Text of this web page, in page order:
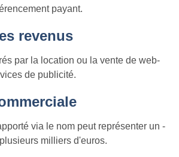
payant.
revenus
par la location ou la vente de web-
de publicité.
via le nom peut représenter un -
milliers d'euros.